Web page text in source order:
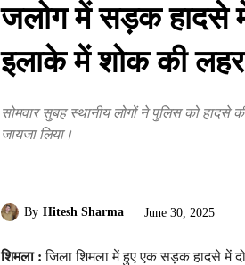
जलोग में सड़क हादसे में
इलाके में शोक की लहर
सोमवार सुबह स्थानीय लोगों ने पुलिस को
जायजा लिया।
By Hitesh Sharma June 30, 2025
शिमला : जिला शिमला में हुए एक सड़क हादसे में